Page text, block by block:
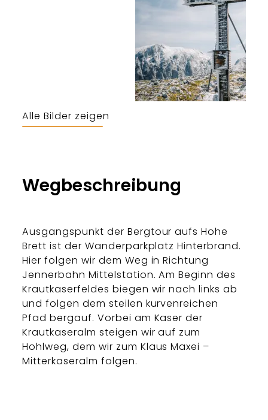
Alle Bilder zeigen
Wegbeschreibung
Ausgangspunkt der Bergtour aufs Hohe
Brett ist der Wanderparkplatz Hinterbrand.
Hier folgen wir dem Weg in Richtung
Jennerbahn Mittelstation. Am Beginn des
Krautkaserfeldes biegen wir nach links ab
und folgen dem steilen kurvenreichen
Pfad bergauf. Vorbei am Kaser der
Krautkaseralm steigen wir auf zum
Hohlweg, dem wir zum Klaus Maxei –
Mitterkaseralm folgen.